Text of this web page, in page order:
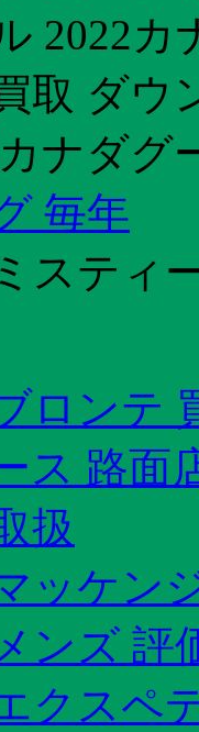
2022
取 ダウ
ナダグ
毎年
スティ
ロンテ
ス 路面
扱
ッケン
ンズ 評
クスペ